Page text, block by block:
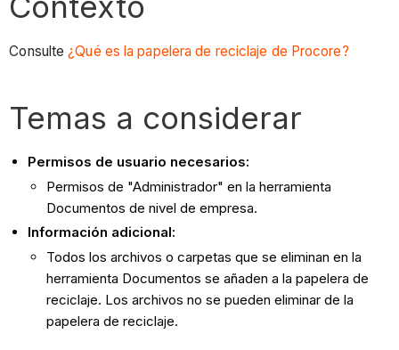
Consulte¿Qué es la papelera de reciclaje de Procore?
Temas a considerar
Permisos de usuario necesarios:
Permisos de "Administrador" en la herramienta
Documentos de nivel de empresa.
Información adicional:
Todos los archivos o carpetas que se eliminan en la
herramienta Documentos se añaden a la papelera de
reciclaje. Los archivos no se pueden eliminar de la
papelera de reciclaje.